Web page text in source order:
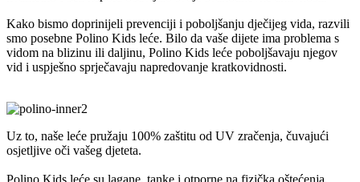
Kako bismo doprinijeli prevenciji i poboljšanju dječijeg vida, razvili
smo posebne Polino Kids leće. Bilo da vaše dijete ima problema s
vidom na blizinu ili daljinu, Polino Kids leće poboljšavaju njegov
vid i uspješno sprječavaju napredovanje kratkovidnosti.
Uz to, naše leće pružaju 100% zaštitu od UV zračenja, čuvajući
osjetljive oči vašeg djeteta.